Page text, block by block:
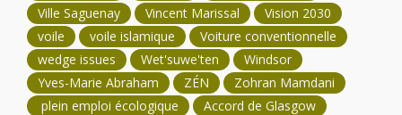
Ville Saguenay
Vincent Marissal
Vision 2030
voile
voile islamique
Voiture conventionnelle
wedge issues
Wet'suwe'ten
Windsor
Yves-Marie Abraham
ZÉN
Zohran Mamdani
plein emploi écologique
Accord de Glasgow